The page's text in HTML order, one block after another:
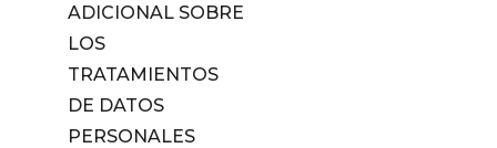
ADICIONAL SOBRE
LOS
TRATAMIENTOS
DE DATOS
PERSONALES